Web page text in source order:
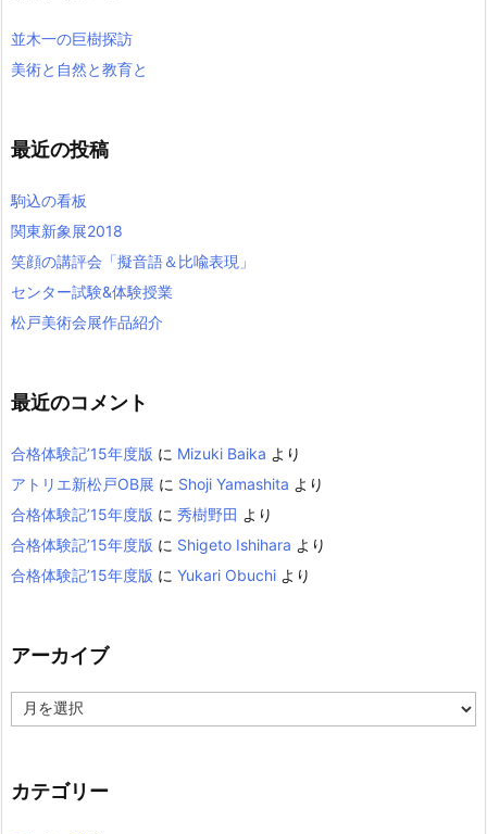
並木一の巨樹探訪
美術と自然と教育と
最近の投稿
駒込の看板
関東新象展2018
笑顔の講評会「擬音語＆比喩表現」
センター試験&体験授業
松戸美術会展作品紹介
最近のコメント
合格体験記’15年度版 に Mizuki Baika より
アトリエ新松戸OB展 に Shoji Yamashita より
合格体験記’15年度版 に 秀樹野田 より
合格体験記’15年度版 に Shigeto Ishihara より
合格体験記’15年度版 に Yukari Obuchi より
アーカイブ
ー
ブ
カテゴリー